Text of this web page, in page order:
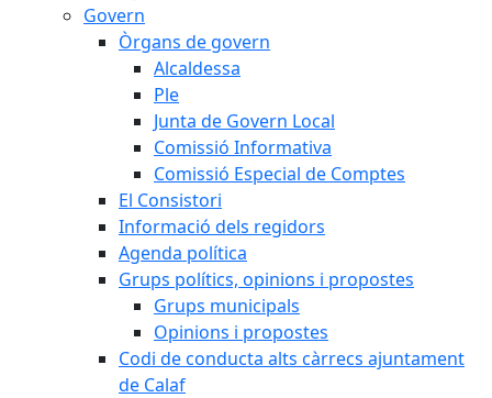
Govern
Òrgans de govern
Alcaldessa
Ple
Junta de Govern Local
Comissió Informativa
Comissió Especial de Comptes
El Consistori
Informació dels regidors
Agenda política
Grups polítics, opinions i propostes
Grups municipals
Opinions i propostes
Codi de conducta alts càrrecs ajuntament
de Calaf